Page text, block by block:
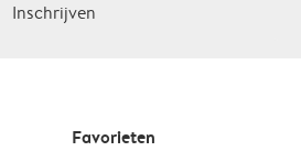
Inschrijven
Favorieten